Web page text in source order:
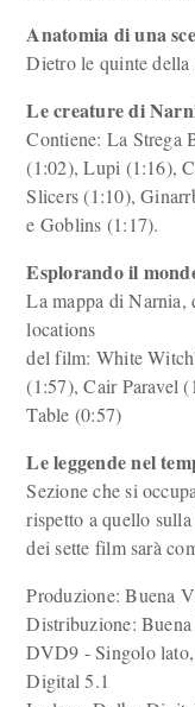
Anatomia di una
Dietro le quinte della
Le creature di
Contiene: La Strega
(1:02), Lupi (1:16),
Slicers (1:10),
e Goblins (1:17).
Esplorando il
La mappa di Narnia,
locations
del film: White
(1:57), Cair Paravel
Table (0:57)
Le leggende nel
Sezione che si
rispetto a quello
dei sette film sarà
Produzione: Buena
Distribuzione:
DVD9 - Singolo
Digital 5.1